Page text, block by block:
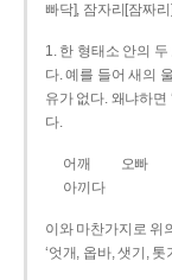
빠닥], 잠자리[잠짜
1. 한 형태소 안의
다. 예를 들어 새의
유가 없다. 왜냐하면
다.
어깨 오빠
아끼다
이와 마찬가지로 위
‘엇개, 옵바, 샛기,